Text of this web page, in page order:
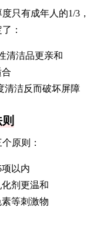
只有成年人的1/3，
：
清洁品更亲和
清洁反而破坏屏障
原则：
项以内
化剂更温和
素等刺激物